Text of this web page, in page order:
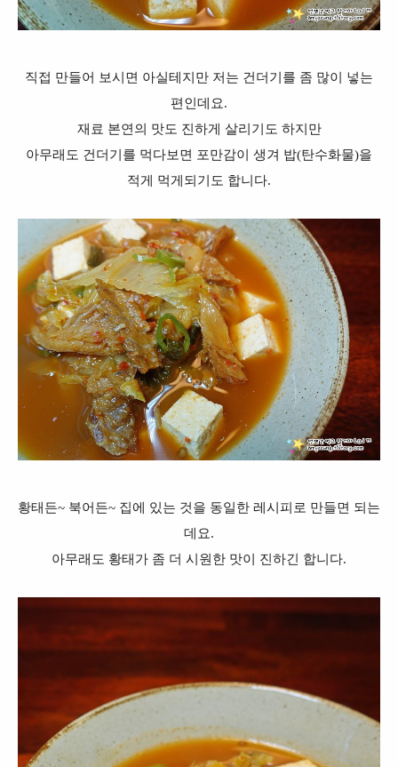
직접 만들어 보시면 아실테지만 저는 건더기를 좀 많이 넣는
편인데요.
재료 본연의 맛도 진하게 살리기도 하지만
아무래도 건더기를 먹다보면 포만감이 생겨 밥(탄수화물)을
적게 먹게되기도 합니다.
황태든~ 북어든~ 집에 있는 것을 동일한 레시피로 만들면 되는
데요.
아무래도 황태가 좀 더 시원한 맛이 진하긴 합니다.